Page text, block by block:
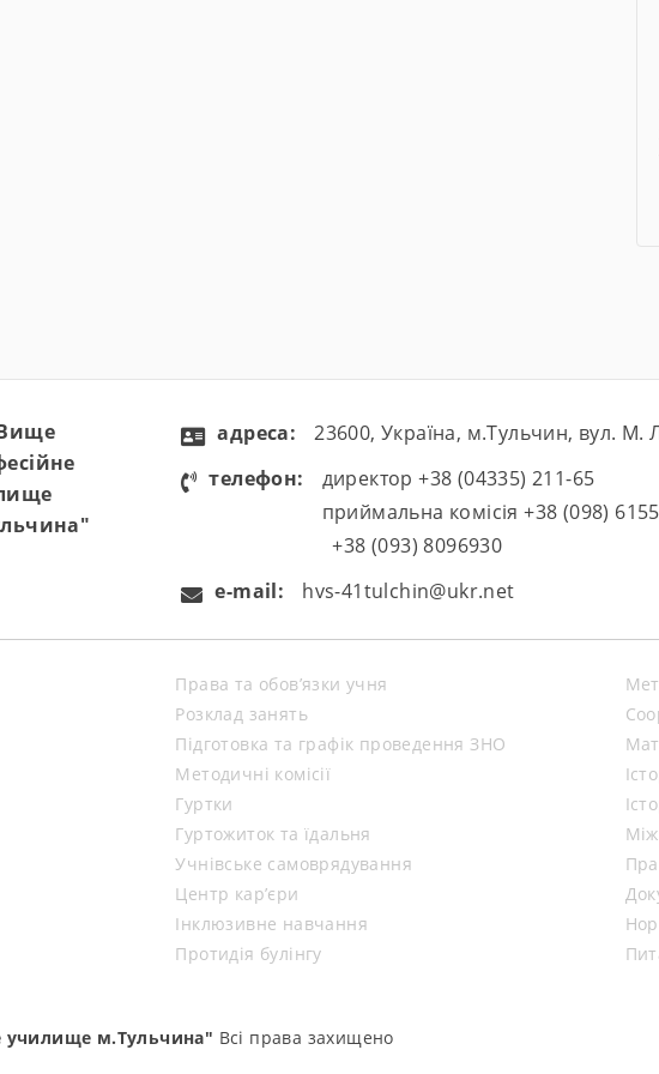
aдресa:
23600, Україна, м.Тульчин, вул. М.
телефон:
директор +38 (04335) 211-65
приймальна комісія +38 (098)
+38 (093) 8096930
e-mail:
hvs-41tulchin@ukr.net
Права та обов’язки учня
Розклад занять
Підготовка та графік проведення ЗНО
Методичні комісії
Гуртки
Гуртожиток та їдальня
Учнівське самоврядування
Центр кар’єри
Інклюзивне навчання
Протидія булінгу
училище м.Тульчина" Всі права захищено